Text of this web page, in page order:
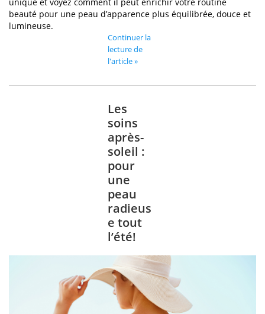
beauté pour une peau d’apparence plus équilibrée, douce et
lumineuse.
Continuer la
lecture de
l'article »
Les
soins
après-
soleil :
pour
une
peau
radieus
e tout
l’été!